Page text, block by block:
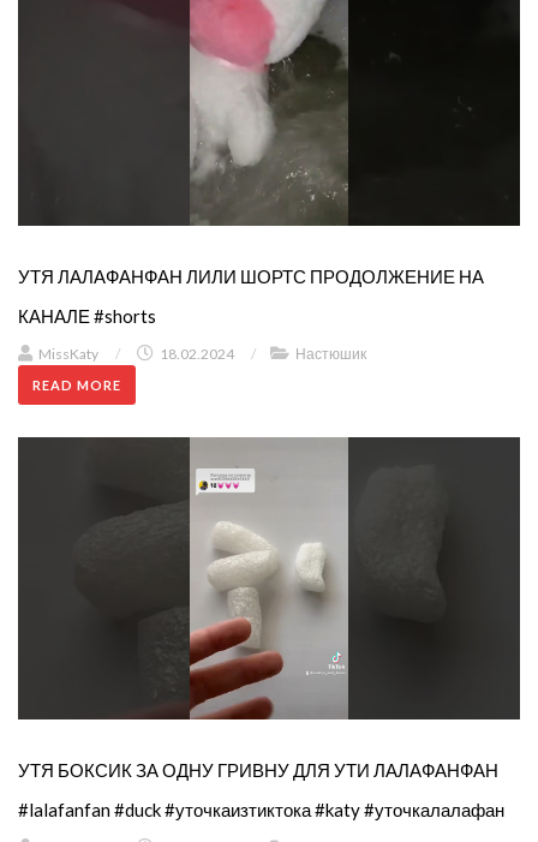
УТЯ ЛАЛАФАНФАН ЛИЛИ ШОРТС ПРОДОЛЖЕНИЕ НА
КАНАЛЕ #shorts
MissKaty / 18.02.2024 / Настюшик
READ MORE
УТЯ БОКСИК ЗА ОДНУ ГРИВНУ ДЛЯ УТИ ЛАЛАФАНФАН
#lalafanfan #duck #уточкаизтиктока #katy #уточкалалафан